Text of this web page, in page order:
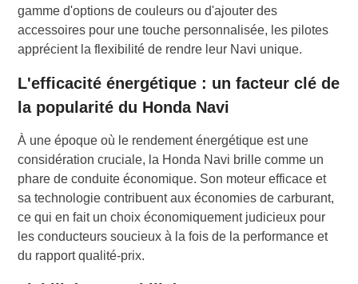
gamme d'options de couleurs ou d'ajouter des
accessoires pour une touche personnalisée, les pilotes
apprécient la flexibilité de rendre leur Navi unique.
L'efficacité énergétique : un facteur clé de
la popularité du Honda Navi
À une époque où le rendement énergétique est une
considération cruciale, la Honda Navi brille comme un
phare de conduite économique. Son moteur efficace et
sa technologie contribuent aux économies de carburant,
ce qui en fait un choix économiquement judicieux pour
les conducteurs soucieux à la fois de la performance et
du rapport qualité-prix.